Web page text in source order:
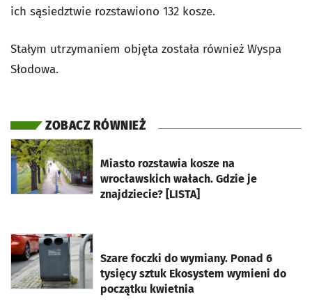
ich sąsiedztwie rozstawiono 132 kosze.
Stałym utrzymaniem objęta została również Wyspa
Słodowa.
ZOBACZ RÓWNIEŻ
Miasto rozstawia kosze na
wrocławskich wałach. Gdzie je
znajdziecie? [LISTA]
otworzy się w nowej karcie
Szare foczki do wymiany. Ponad 6
tysięcy sztuk Ekosystem wymieni do
początku kwietnia
otworzy się w nowej karcie